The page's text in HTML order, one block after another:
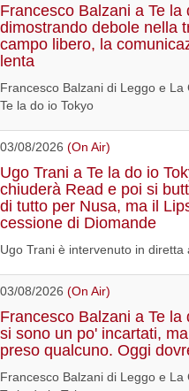
Francesco Balzani a Te
dimostrando debole nella
campo libero, la
lenta
Francesco Balzani di Leggo e
Te la do io Tokyo
03/08/2026 (On Air)
Ugo Trani a Te la do io
chiuderà Read e poi si
di tutto per Nusa, ma il
cessione di Diomande
Ugo Trani è intervenuto in diretta
03/08/2026 (On Air)
Francesco Balzani a Te
si sono un po' incartati,
preso qualcuno. Oggi
Francesco Balzani di Leggo e